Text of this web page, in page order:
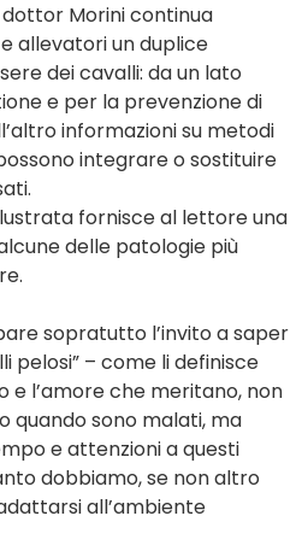
Morini continua
allevatori un duplice
dei cavalli: da un lato
e per la prevenzione di
informazioni su metodi
integrare o sostituire
fornisce al lettore una
delle patologie più
sopratutto l’invito a saper
pelosi” – come li definisce
e l’amore che meritano, non
quando sono malati, ma
e attenzioni a questi
dobbiamo, se non altro
all’ambiente